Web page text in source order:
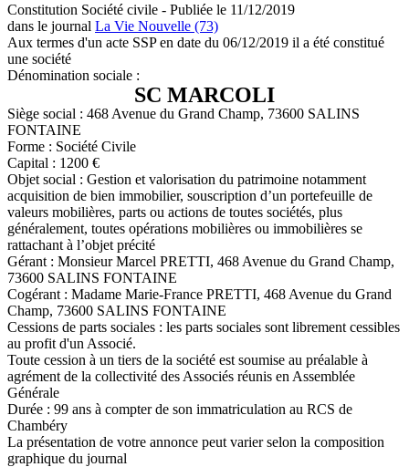
Constitution Société civile - Publiée le 11/12/2019
dans le journal La Vie Nouvelle (73)
Aux termes d'un acte SSP en date du 06/12/2019 il a été constitué
une société
Dénomination sociale :
SC MARCOLI
Siège social : 468 Avenue du Grand Champ, 73600 SALINS
FONTAINE
Forme : Société Civile
Capital : 1200 €
Objet social : Gestion et valorisation du patrimoine notamment
acquisition de bien immobilier, souscription d’un portefeuille de
valeurs mobilières, parts ou actions de toutes sociétés, plus
généralement, toutes opérations mobilières ou immobilières se
rattachant à l’objet précité
Gérant : Monsieur Marcel PRETTI, 468 Avenue du Grand Champ,
73600 SALINS FONTAINE
Cogérant : Madame Marie-France PRETTI, 468 Avenue du Grand
Champ, 73600 SALINS FONTAINE
Cessions de parts sociales : les parts sociales sont librement cessibles
au profit d'un Associé.
Toute cession à un tiers de la société est soumise au préalable à
agrément de la collectivité des Associés réunis en Assemblée
Générale
Durée : 99 ans à compter de son immatriculation au RCS de
Chambéry
La présentation de votre annonce peut varier selon la composition
graphique du journal